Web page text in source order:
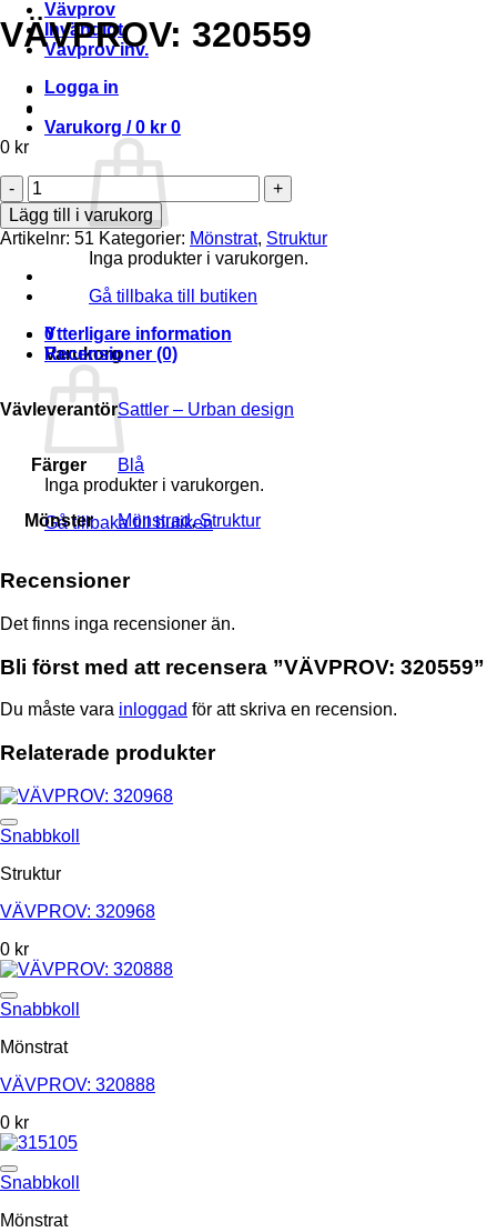
Vävprov
Invändigt
Vävprov inv.
Logga in
Varukorg /0 kr 0
Inga produkter i varukorgen.
Gå tillbaka till butiken
0
Varukorg
Inga produkter i varukorgen.
Gå tillbaka till butiken
VÄVPROV: 320559
0 kr
VÄVPROV:
320559
mängd
Lägg till i varukorg
Artikelnr: 51 Kategorier: Mönstrat, Struktur
Ytterligare information
Recensioner (0)
VävleverantörSattler – Urban design
Färger Blå
Mönster Mönstrad,Struktur
Recensioner
Det finns inga recensioner än.
Bli först med att recensera ”VÄVPROV: 320559”
Du måste vara inloggad för att skriva en recension.
Relaterade produkter
Snabbkoll
Struktur
VÄVPROV: 320968
0 kr
Snabbkoll
Mönstrat
VÄVPROV: 320888
0 kr
Snabbkoll
Mönstrat